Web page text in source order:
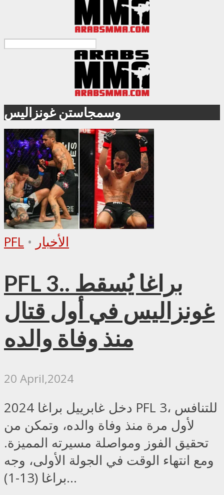
وسمجاستن غونزاليس
PFL • الأخبار
PFL 3.. براغا يُسقط
غونزاليس في أول قتال
منذ وفاة والده
20 April,2024
دخل غابرييل براغا 2024 PFL 3، للتنافس
لأول مرة منذ وفاة والده، وتمكن من
تحقيق الفوز ومواصلة مسيرته المميزة.
ومع انتهاء الوقت في الجولة الأولى، وجه
براغا (13-1)...